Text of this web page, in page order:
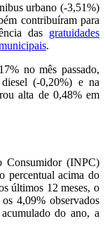
urbano (-3,51%)
contribuíram para
das gratuidades
.
no mês passado,
(-0,20%) e na
alta de 0,48% em
Consumidor (INPC)
percentual acima do
últimos 12 meses, o
4,09% observados
do ano, a